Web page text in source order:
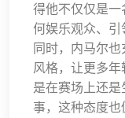
得他不仅仅是
何娱乐观众、引
同时，内马尔
风格，让更多
是在赛场上还
事，这种态度